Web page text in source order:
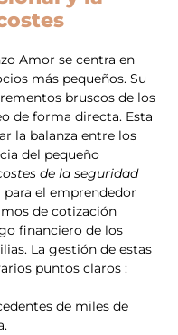
Amor se centra en
más pequeños. Su
bruscos de los
de forma directa. Esta
la balanza entre los
del pequeño
de la seguridad
el emprendedor
de cotización
financiero de los
La gestión de estas
puntos claros :
de miles de